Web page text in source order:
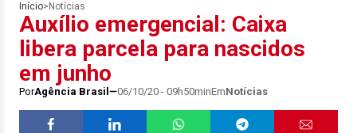
Início> Notícias
Auxílio emergencial: Caixa
libera parcela para nascidos
em junho
PorAgência Brasil 06/10/20 - 09h50minEmNotícias